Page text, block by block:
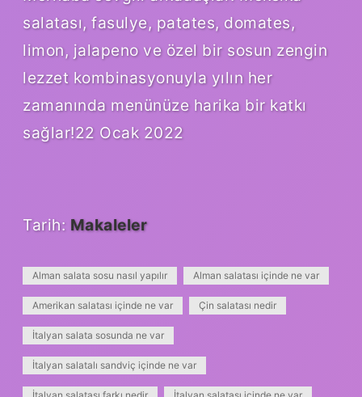
salatası, fasulye, patates, domates,
limon, jalapeno ve özel bir sosun zengin
lezzet kombinasyonuyla yılın her
zamanında menünüze harika bir katkı
sağlar!22 Ocak 2022
Tarih: Makaleler
Alman salata sosu nasıl yapılır Alman salatası içinde ne var
Amerikan salatası içinde ne var Çin salatası nedir
İtalyan salata sosunda ne var
İtalyan salatalı sandviç içinde ne var